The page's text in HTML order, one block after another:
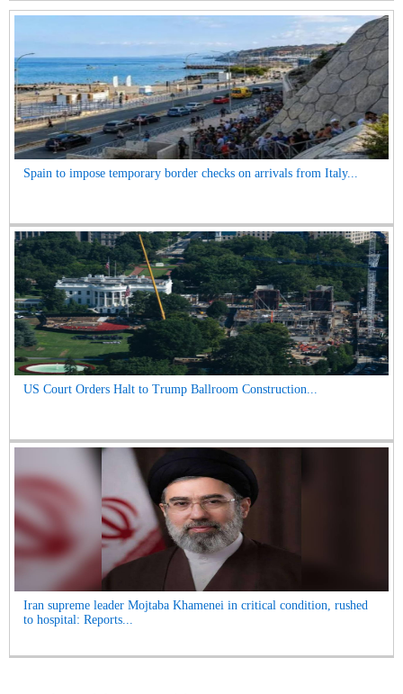
Spain to impose temporary border checks on arrivals from Italy...
US Court Orders Halt to Trump Ballroom Construction...
Iran supreme leader Mojtaba Khamenei in critical condition, rushed
to hospital: Reports...